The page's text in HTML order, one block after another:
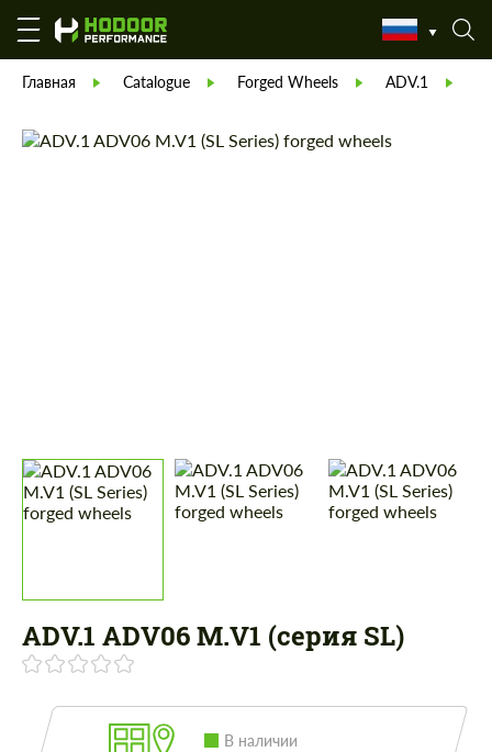
Главная Catalogue Forged Wheels ADV.1
ADV.1 ADV06 M.V1 (серия SL)
В наличии